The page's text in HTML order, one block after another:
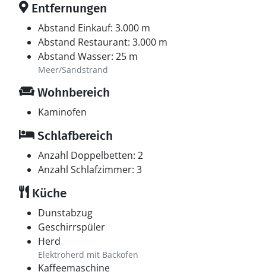
Entfernungen
Abstand Einkauf: 3.000 m
Abstand Restaurant: 3.000 m
Abstand Wasser: 25 m
Meer/Sandstrand
Wohnbereich
Kaminofen
Schlafbereich
Anzahl Doppelbetten: 2
Anzahl Schlafzimmer: 3
Küche
Dunstabzug
Geschirrspüler
Herd
Elektroherd mit Backofen
Kaffeemaschine